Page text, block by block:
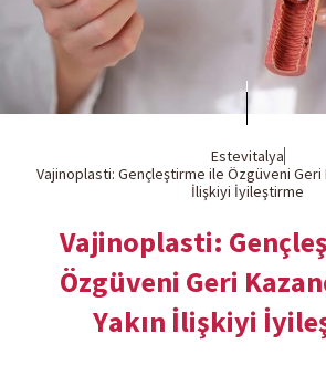
Estevitalya
Vajinoplasti: Gençleştirme ile Özgüveni Geri
İlişkiyi İyileştirme
Vajinoplasti:
Özgüveni Geri
Yakın İlişkiyi